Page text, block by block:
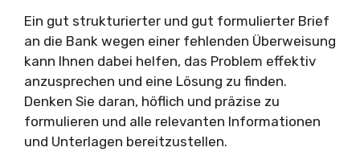
Ein gut strukturierter und gut formulierter Brief
an die Bank wegen einer fehlenden Überweisung
kann Ihnen dabei helfen, das Problem effektiv
anzusprechen und eine Lösung zu finden.
Denken Sie daran, höflich und präzise zu
formulieren und alle relevanten Informationen
und Unterlagen bereitzustellen.